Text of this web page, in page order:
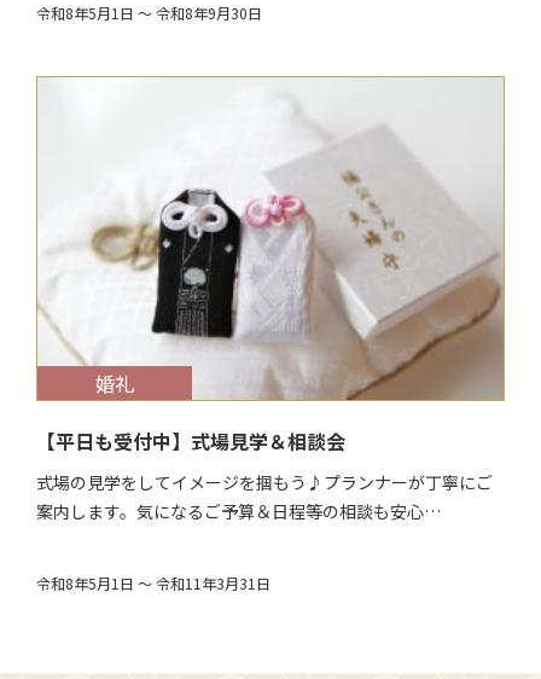
令和8年5月1日 ～ 令和8年9月30日
$target_date
婚礼
【平日も受付中】式場見学＆相談会
式場の見学をしてイメージを掴もう♪プランナーが丁寧にご
案内します。気になるご予算＆日程等の相談も安心…
令和8年5月1日 ～ 令和11年3月31日